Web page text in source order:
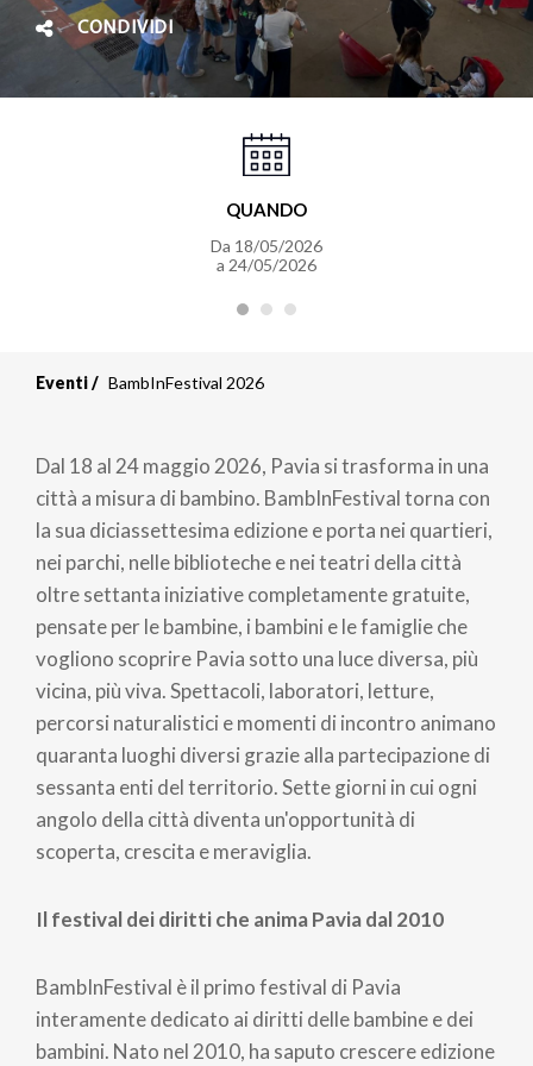
CONDIVIDI
QUANDO
Da 18/05/2026
a 24/05/2026
Eventi BambInFestival 2026
Dal 18 al 24 maggio 2026, Pavia si trasforma in una
città a misura di bambino. BambInFestival torna con
la sua diciassettesima edizione e porta nei quartieri,
nei parchi, nelle biblioteche e nei teatri della città
oltre settanta iniziative completamente gratuite,
pensate per le bambine, i bambini e le famiglie che
vogliono scoprire Pavia sotto una luce diversa, più
vicina, più viva. Spettacoli, laboratori, letture,
percorsi naturalistici e momenti di incontro animano
quaranta luoghi diversi grazie alla partecipazione di
sessanta enti del territorio. Sette giorni in cui ogni
angolo della città diventa un'opportunità di
scoperta, crescita e meraviglia.
Il festival dei diritti che anima Pavia dal 2010
BambInFestival è il primo festival di Pavia
interamente dedicato ai diritti delle bambine e dei
bambini. Nato nel 2010, ha saputo crescere edizione